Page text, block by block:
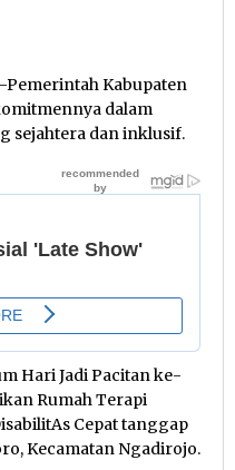
-Pemerintah Kabupaten
dalam
sejahtera dan inklusif.
Hari Jadi Pacitan ke-
Rumah Terapi
Cepat tanggap
Kecamatan Ngadirojo.